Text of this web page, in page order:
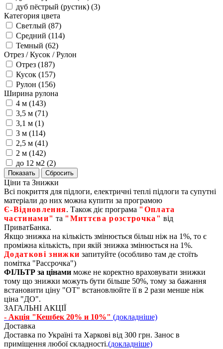
дуб пёстрый (рустик) (3)
Категория цвета
Светлый (87)
Средний (114)
Темный (62)
Отрез / Кусок / Рулон
Отрез (187)
Кусок (157)
Рулон (156)
Ширина рулона
4 м (143)
3,5 м (71)
3,1 м (1)
3 м (114)
2,5 м (41)
2 м (142)
до 12 м2 (2)
Ціни та Знижки
Всі покриття для підлоги, електричні теплі підлоги та супутні
матеріали до них можна купити за програмою
Є‑Відновлення. Також діє програма "Оплата
частинами" та "Миттєва розстрочка" від
ПриватБанка.
Якщо знижка на кількість змінюється більш ніж на 1%, то є
проміжна кількість, при якій знижка змінюється на 1%.
Додаткові знижки запитуйте (особливо там де стоїть
помітка "Рассрочка")
ФІЛЬТР за цінами може не коректно враховувати знижки
тому що знижки можуть бути більше 50%, тому за бажання
встановити ціну "ОТ" встановлюйте її в 2 рази менше ніж
ціна "ДО".
ЗАГАЛЬНІ АКЦІЇ
- Акція "Кешбек 20% и 10%" (докладніше)
Доставка
Доставка по Україні та Харкові від 300 грн. Занос в
приміщення любої складності.(докладніше)